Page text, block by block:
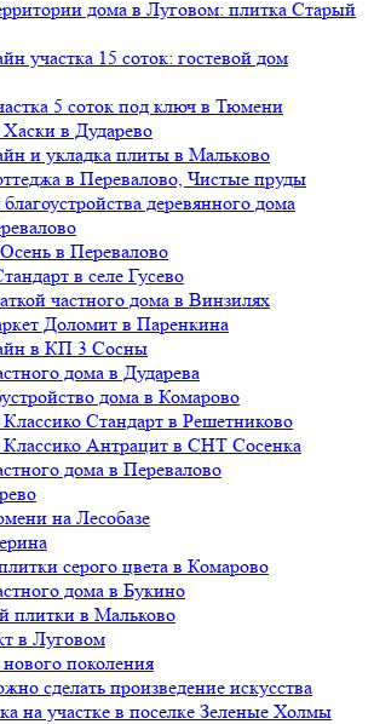
дома в Луговом: плитка Старый
участка 15 соток: гостевой дом
5 соток под ключ в Тюмени
в Дударево
и укладка плиты в Мальково
в Перевалово, Чистые пруды
деревянного дома
в Перевалово
в селе Гусево
частного дома в Винзилях
Доломит в Паренкина
в КП 3 Сосны
дома в Дударева
дома в Комарово
Стандарт в Решетниково
Классико Антрацит в СНТ Сосенка
дома в Перевалово
на Лесобазе
серого цвета в Комарово
дома в Букино
плитки в Мальково
в Луговом
поколения
сделать произведение искусства
на участке в поселке Зеленые Холмы